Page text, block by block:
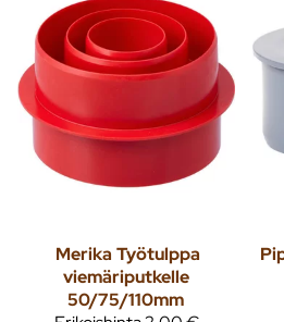
Merika Työtulppa
viemäriputkelle
50/75/110mm